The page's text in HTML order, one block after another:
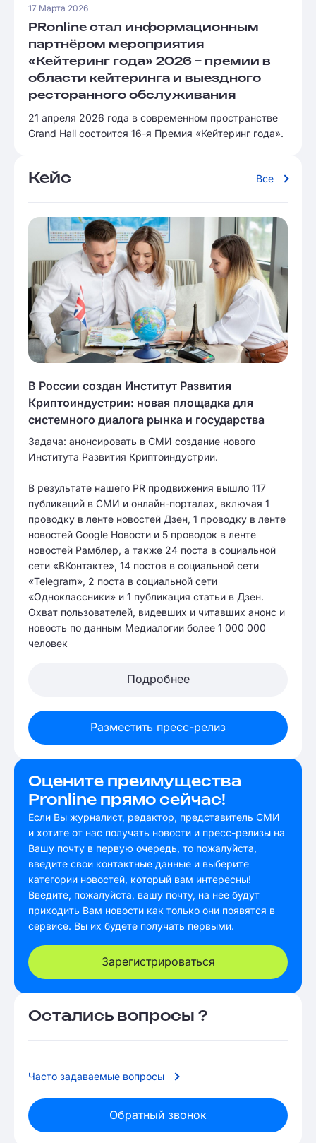
17 Марта 2026
PRonline стал информационным
партнёром мероприятия
«Кейтеринг года» 2026 – премии в
области кейтеринга и выездного
ресторанного обслуживания
21 апреля 2026 года в современном пространстве
Grand Hall состоится 16-я Премия «Кейтеринг года».
Кейс Все
В России создан Институт Развития
Криптоиндустрии: новая площадка для
системного диалога рынка и государства
Задача: анонсировать в СМИ создание нового
Института Развития Криптоиндустрии.
В результате нашего PR продвижения вышло 117
публикаций в СМИ и онлайн-порталах, включая 1
проводку в ленте новостей Дзен, 1 проводку в ленте
новостей Google Новости и 5 проводок в ленте
новостей Рамблер, а также 24 поста в социальной
сети «ВКонтакте», 14 постов в социальной сети
«Telegram», 2 поста в социальной сети
«Одноклассники» и 1 публикация статьи в Дзен.
Охват пользователей, видевших и читавших анонс и
новость по данным Медиалогии более 1 000 000
человек
Подробнее
Разместить пресс-релиз
Оцените преимущества
Pronline прямо сейчас!
Если Вы журналист, редактор, представитель СМИ
и хотите от нас получать новости и пресс-релизы на
Вашу почту в первую очередь, то пожалуйста,
введите свои контактные данные и выберите
категории новостей, который вам интересны!
Введите, пожалуйста, вашу почту, на нее будут
приходить Вам новости как только они появятся в
сервисе. Вы их будете получать первыми.
Зарегистрироваться
Остались вопросы ?
Часто задаваемые вопросы
Обратный звонок